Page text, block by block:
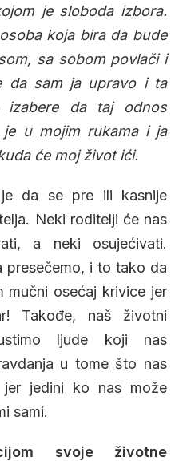
je sloboda izbora.
koja bira da bude
sa sobom povlači i
da sam ja upravo i ta
izabere da taj odnos
je u mojim rukama i ja
će moj život ići.
da se pre ili kasnije
Neki roditelji će nas
a neki osujećivati.
presečemo, i to tako da
mučni osećaj krivice jer
Takođe, naš životni
ljude koji nas
u tome što nas
jer jedini ko nas može
sami.
svoje životne